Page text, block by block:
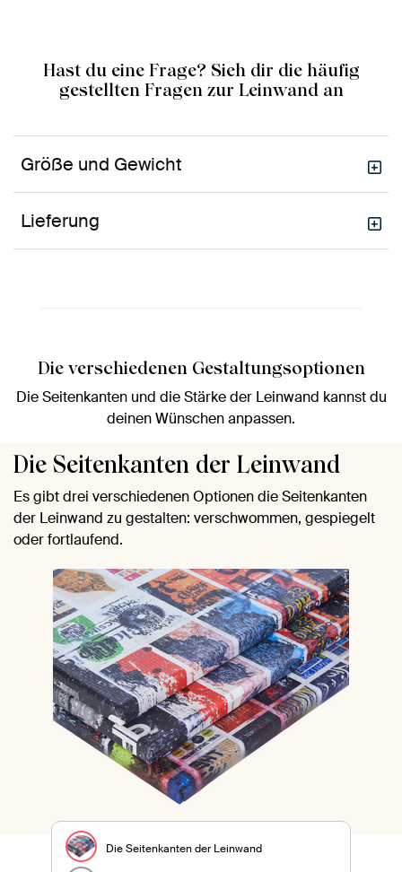
Hast du eine Frage? Sieh dir die häufig
gestellten Fragen zur Leinwand an
Größe und Gewicht
Lieferung
Die verschiedenen Gestaltungsoptionen
Die Seitenkanten und die Stärke der Leinwand kannst du
deinen Wünschen anpassen.
Die Seitenkanten der Leinwand
Es gibt drei verschiedenen Optionen die Seitenkanten
der Leinwand zu gestalten: verschwommen, gespiegelt
oder fortlaufend.
Die Seitenkanten der Leinwand